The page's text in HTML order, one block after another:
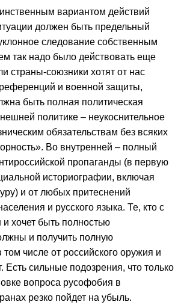
вариантом действий
должен быть предельный
следование собственным
так надо было действовать еще
страны-союзники хотят от нас
и военной защиты,
быть полная политическая
политике – неукоснительное
обязательствам без всяких
Во внутренней – полный
пропаганды (в первую
историографии, включая
и от любых притеснений
и русского языка. Те, кто с
и хочет быть полностью
и получить полную
том числе от российского оружия и
Есть сильные подозрения, что только
вопроса русофобия в
резко пойдет на убыль.